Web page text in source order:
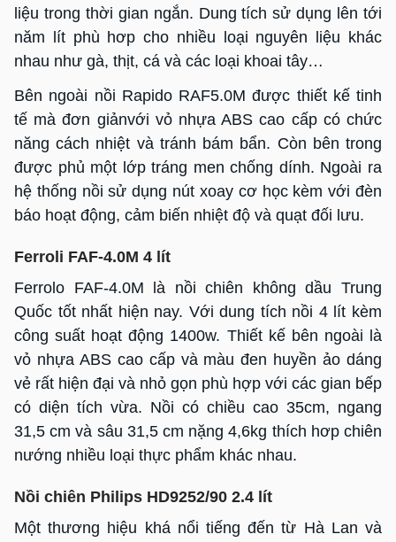
liệu trong thời gian ngắn. Dung tích sử dụng lên tới
năm lít phù hơp cho nhiều loại nguyên liệu khác
nhau như gà, thịt, cá và các loại khoai tây…
Bên ngoài nồi Rapido RAF5.0M được thiết kế tinh
tế mà đơn giảnvới vỏ nhựa ABS cao cấp có chức
năng cách nhiệt và tránh bám bẩn. Còn bên trong
được phủ một lớp tráng men chống dính. Ngoài ra
hệ thống nồi sử dụng nút xoay cơ học kèm với đèn
báo hoạt động, cảm biến nhiệt độ và quạt đối lưu.
Ferroli FAF-4.0M 4 lít
Ferrolo FAF-4.0M là nồi chiên không dầu Trung
Quốc tốt nhất hiện nay. Với dung tích nồi 4 lít kèm
công suất hoạt động 1400w. Thiết kế bên ngoài là
vỏ nhựa ABS cao cấp và màu đen huyền ảo dáng
vẻ rất hiện đại và nhỏ gọn phù hợp với các gian bếp
có diện tích vừa. Nồi có chiều cao 35cm, ngang
31,5 cm và sâu 31,5 cm nặng 4,6kg thích hơp chiên
nướng nhiều loại thực phẩm khác nhau.
Nồi chiên Philips HD9252/90 2.4 lít
Một thương hiệu khá nổi tiếng đến từ Hà Lan và